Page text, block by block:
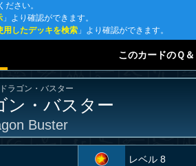
さい。
」より確認ができます。
用したデッキを検索 」より確認ができます。
このカードのＱ
ラゴン・バスター
ン・バスター
Buster
レベル 8